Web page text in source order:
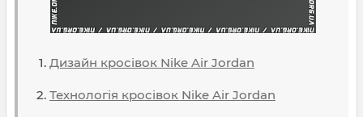
Дизайн кросівок Nike Air Jordan
Технологія кросівок Nike Air Jordan